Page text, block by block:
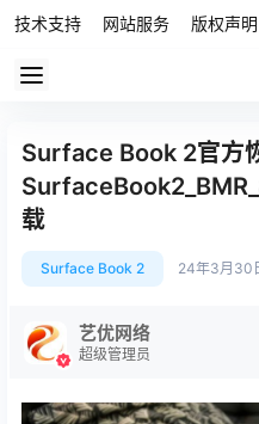
技术支持 网站服务 版权声明
Surface Book 2官方
载
Surface Book 2 24年3月30
艺优网络
超级管理员